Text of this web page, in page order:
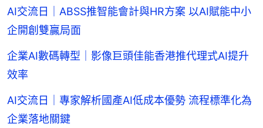
AI交流日｜ABSS推智能會計與HR方案 以AI賦能中小
企開創雙贏局面
企業AI數碼轉型｜影像巨頭佳能香港推代理式AI提升
效率
AI交流日｜專家解析國產AI低成本優勢 流程標準化為
企業落地關鍵